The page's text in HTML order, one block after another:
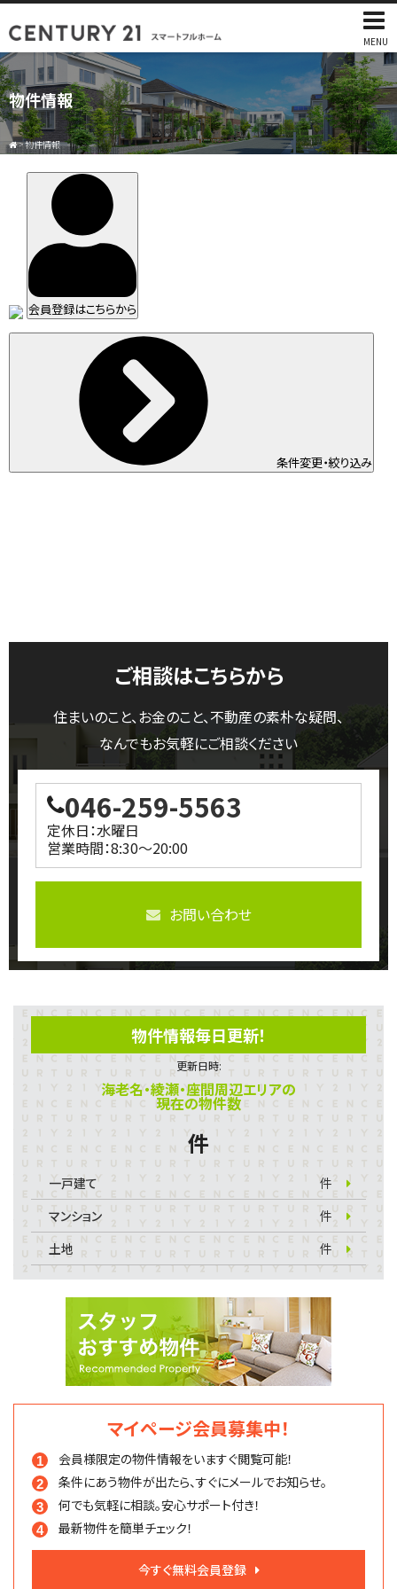
MENU
物件情報
>物件情報
会員登録はこちらから
条件変更・絞り込み
ご相談はこちらから
住まいのこと、お金のこと、不動産の素朴な疑問、
なんでもお気軽にご相談ください
046-259-5563
定休日：水曜日
営業時間：8:30～20:00
お問い合わせ
物件情報毎日更新！
更新日時:
海老名・綾瀬・座間周辺エリアの
現在の物件数
件
一戸建て
件
マンション
件
土地
件
マイページ会員募集中！
会員様限定の物件情報をいますぐ閲覧可能！
条件にあう物件が出たら、すぐにメールでお知らせ。
何でも気軽に相談。安心サポート付き！
最新物件を簡単チェック！
今すぐ無料会員登録